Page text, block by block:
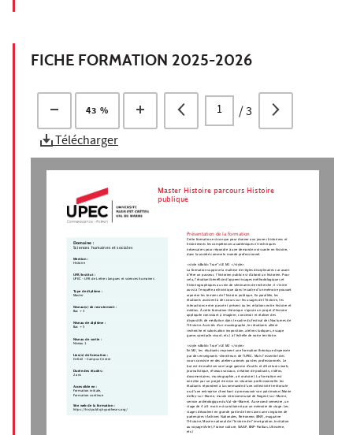
FICHE FORMATION 2025-2026
43 % /3
Télécharger
Master Histoire parcours Histoire
publique
Présentation de la formation
Cette formation est conçue pour donner aux jeunes historiens et
historiennes les compétences académiques et techniques
nécessaires pour répondre à une demande croissante en histoire,
dans la société comme le monde professionnel.
<style isBold="true">LE M1 </style>
La formation suppose la maîtrise de règles disciplinaires car avant
d’être un passeur, l’historien public est d’abord un historien. Pour
cela, l’étudiant bénéficie d’apprentissages méthodologiques et
historiographiques au sein de séminaires de recherche; il s’initie
aussi à l’enquête archivistique dans le cadre d’un mémoire pouvant
arpenter les terrains de l’histoire publique. En parallèle, les
étudiants assistent à des cours sur les usages de l’histoire, les
interactions entre passé et présent ou les relations entre histoire et
médias. À cette formation théorique s’ajoute un projet d’histoire
appliquée consistant à imaginer, concevoir et réaliser des
dispositifs de médiation dans le cadre du festival des Nocturnes de
l’Histoire. Assistés d’un muséographe, les étudiants allient
recherche et valorisation (exposition, ateliers ludiques, escape
game, spectacle vivant, etc.) à l’échelle de notre territoire.
<style isBold="true">LE M2 </style>
En M2, les  étudiants reçoivent une formation théorique dispensée
par des enseignants-chercheurs de l’UPEC. Mais l’essentiel des
cours consiste en des ateliers animés par des professionnels. Le
but est de maîtriser une large gamme d’outils et d’écritures (web,
journalistique, réseaux sociaux, création de podcasts, vidéos,
documentaires, muséographie, art oratoire). La formation est
enrichie par un projet de mise en situation professionnelle: les
étudiants répondent à la commande d’une collectivité territoriale
ou d’une entreprise cherchant à promouvoir son patrimoine (Mairie
de Bry-sur-Marne, musée intercommunal de Nogent-sur-Marne,
service archéologique du Val-de-Marne). Au second semestre, un
stage de 4 à 6  mois est sanctionné par un mémoire de stage. Les
stages découlent en grande partie de liens avec une vingtaine de
partenaires (Archives Nationales, Retronews (BNF), magazine
l’Histoire, Musée national de l’histoire de l’immigration, Invitation
au voyage (Arte), France culture, SIAAP, BNP-Paribas, Ubiscène,
etc.)
Domaine :
Sciences humaines et sociales
Mention :
Histoire
UFR/Institut :
UPEC - UFR de Lettres langues et sciences humaines
Type de diplôme :
Master
Niveau(x) de recrutement :
Bac + 3
Niveau de diplôme :
Bac + 5
Niveau de sortie :
Niveau 1
Lieu(x) de formation :
Créteil - Campus Centre
Durée des études :
2 ans
Accessible en :
Formation initiale,
Formation continue
Site web de la formation :
https://histpubliq.hypotheses.org/